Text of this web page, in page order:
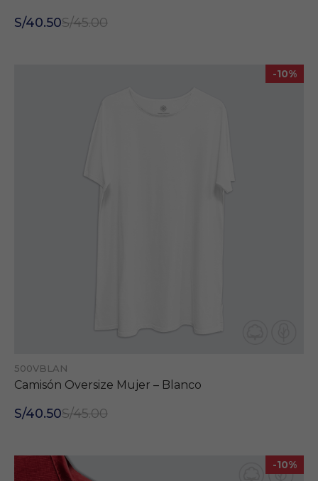
S/40.50S/45.00
-10%
500VBLAN
Camisón Oversize Mujer – Blanco
S/40.50S/45.00
-10%